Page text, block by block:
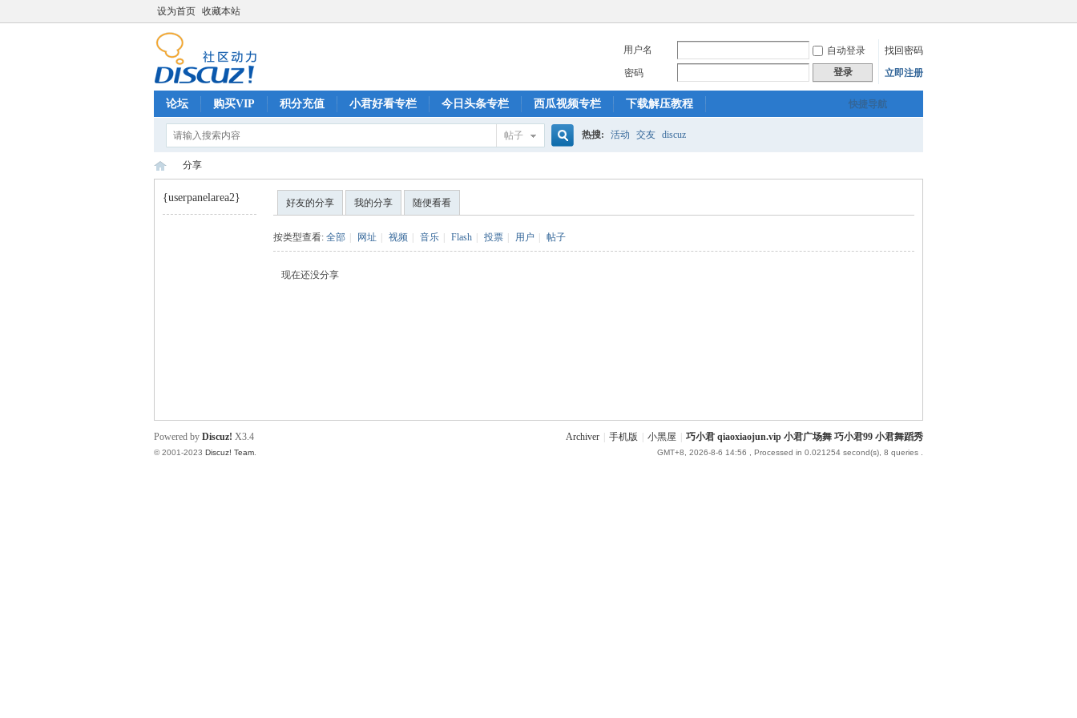
设为首页 收藏本站
用户名 自动登录
找回密码
密码
登录 立即注册
快捷导航
论坛 购买VIP 积分充值 小君好看专栏 今日头条专栏 西瓜视频专栏 下载解压教程
帖子 热搜: 活动 交友 discuz
分享
{userpanelarea2} 好友的分享 我的分享 随便看看
按类型查看: 全部 网址 视频 音乐 Flash 投票 用户 帖子
现在还没分享
Archiver 手机版 小黑屋 巧小君 qiaoxiaojun.vip 小君广场舞 巧小君99 小君舞蹈秀
GMT+8, 2026-8-6 14:56 , Processed in 0.021254 second(s), 8 queries .
Powered by Discuz! X3.4
© 2001-2023 Discuz! Team